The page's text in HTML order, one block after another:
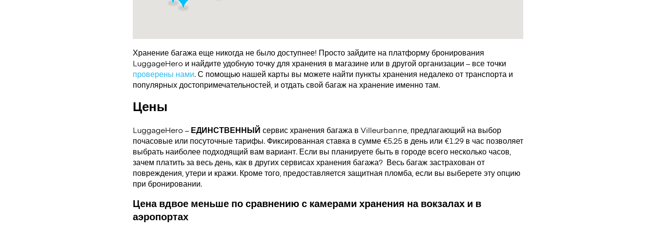
Хранение багажа еще никогда не было доступнее! Просто зайдите на платформу бронирования
LuggageHero и найдите удобную точку для хранения в магазине или в другой организации – все точки
проверены нами. С помощью нашей карты вы можете найти пункты хранения недалеко от транспорта и
популярных достопримечательностей, и отдать свой багаж на хранение именно там.
Цены
LuggageHero – ЕДИНСТВЕННЫЙ сервис хранения багажа в Villeurbanne, предлагающий на выбор
почасовые или посуточные тарифы. Фиксированная ставка в сумме €5.25 в день или €1.29 в час позволяет
выбрать наиболее подходящий вам вариант. Если вы планируете быть в городе всего несколько часов,
зачем платить за весь день, как в других сервисах хранения багажа? Весь багаж застрахован от
повреждения, утери и кражи. Кроме того, предоставляется защитная пломба, если вы выберете эту опцию
при бронировании.
Цена вдвое меньше по сравнению с камерами хранения на вокзалах и в
аэропортах